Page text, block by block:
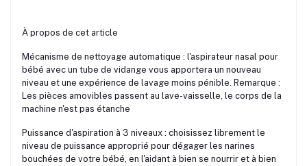
À propos de cet article
Mécanisme de nettoyage automatique : l'aspirateur nasal pour
bébé avec un tube de vidange vous apportera un nouveau
niveau et une expérience de lavage moins pénible. Remarque :
Les pièces amovibles passent au lave-vaisselle, le corps de la
machine n'est pas étanche
Puissance d'aspiration à 3 niveaux : choisissez librement le
niveau de puissance approprié pour dégager les narines
bouchées de votre bébé, en l'aidant à bien se nourrir et à bien